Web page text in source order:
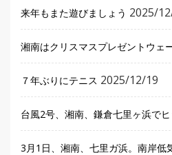
来年もまた遊びましょう 2025/
湘南はクリスマスプレゼントウェ
７年ぶりにテニス 2025/12/19
台風2号、湘南、鎌倉七里ヶ浜でヒ
3月1日、湘南、七里ガ浜。南岸低